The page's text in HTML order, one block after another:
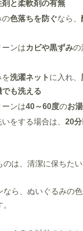
剤と柔軟剤の有無
の色落ちを防ぐなら、
ーンはカビや黒ずみの
を洗濯ネット に入れ、
でも洗える
ーンは40～60度のお
をする場合は、20
は、清潔に保ちたい
なら、ぬいぐるみの